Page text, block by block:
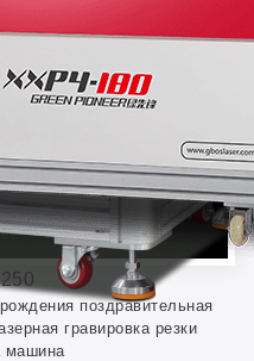
маркировки резки
поздравительная
гравировка резки
машина